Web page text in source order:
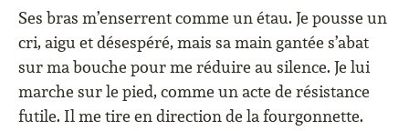
Ses bras m’enserrent comme un étau. Je pousse un
cri, aigu et désespéré, mais sa main gantée s’abat
sur ma bouche pour me réduire au silence. Je lui
marche sur le pied, comme un acte de résistance
futile. Il me tire en direction de la fourgonnette.